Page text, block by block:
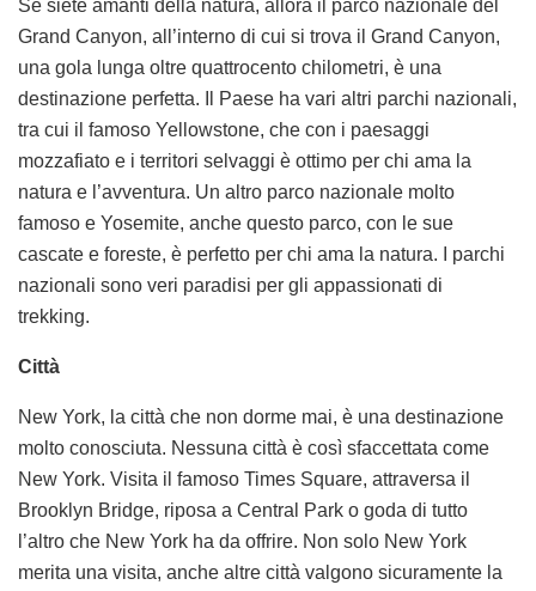
Se siete amanti della natura, allora il parco nazionale del
Grand Canyon, all’interno di cui si trova il Grand Canyon,
una gola lunga oltre quattrocento chilometri, è una
destinazione perfetta. Il Paese ha vari altri parchi nazionali,
tra cui il famoso Yellowstone, che con i paesaggi
mozzafiato e i territori selvaggi è ottimo per chi ama la
natura e l’avventura. Un altro parco nazionale molto
famoso e Yosemite, anche questo parco, con le sue
cascate e foreste, è perfetto per chi ama la natura. I parchi
nazionali sono veri paradisi per gli appassionati di
trekking.
Città
New York, la città che non dorme mai, è una destinazione
molto conosciuta. Nessuna città è così sfaccettata come
New York. Visita il famoso Times Square, attraversa il
Brooklyn Bridge, riposa a Central Park o goda di tutto
l’altro che New York ha da offrire. Non solo New York
merita una visita, anche altre città valgono sicuramente la